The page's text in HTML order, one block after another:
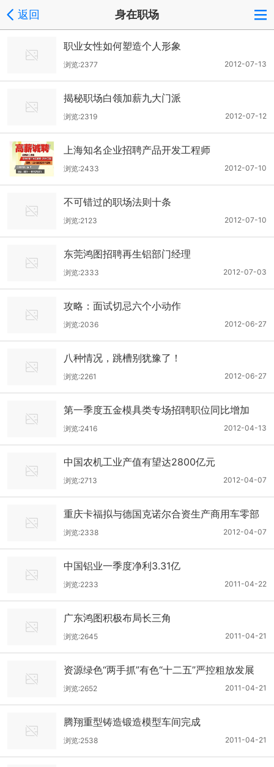
返回 身在职场
职业女性如何塑造个人形象
2012-07-13
浏览:2377
揭秘职场白领加薪九大门派
2012-07-12
浏览:2319
上海知名企业招聘产品开发工程师
2012-07-10
浏览:2433
不可错过的职场法则十条
2012-07-10
浏览:2123
东莞鸿图招聘再生铝部门经理
2012-07-03
浏览:2333
攻略：面试切忌六个小动作
2012-06-27
浏览:2036
八种情况，跳槽别犹豫了！
2012-06-27
浏览:2261
第一季度五金模具类专场招聘职位同比增加
2012-04-13
浏览:2416
中国农机工业产值有望达2800亿元
2012-04-07
浏览:2713
重庆卡福拟与德国克诺尔合资生产商用车零部
件
2012-04-07
浏览:2338
中国铝业一季度净利3.31亿
2011-04-22
浏览:2233
广东鸿图积极布局长三角
2011-04-21
浏览:2645
资源绿色“两手抓”有色“十二五”严控粗放发展
2011-04-21
浏览:2652
腾翔重型铸造锻造模型车间完成
2011-04-21
浏览:2538